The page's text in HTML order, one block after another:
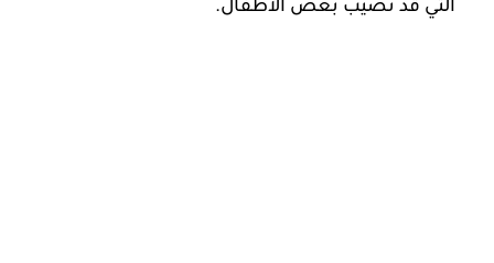
التي قد تصيب بعض الأطفال.